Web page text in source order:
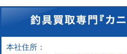
本社住所：